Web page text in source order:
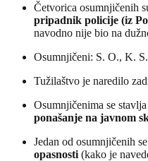
Četvorica osumnjičenih
pripadnik policije (iz
navodno nije bio na
Osumnjičeni: S. O., K.
Tužilaštvo je naredilo
Osumnjičenima se
ponašanje na javnom
Jedan od osumnjičenih
opasnosti (kako je